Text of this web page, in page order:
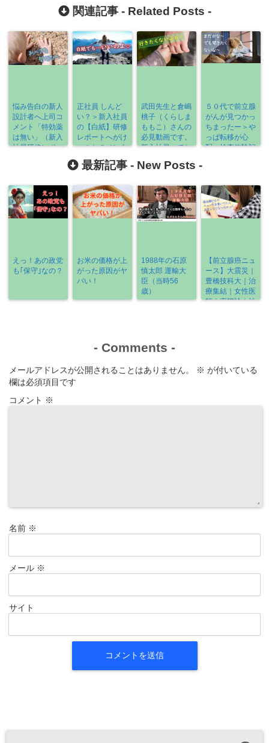
関連記事 - Related Posts -
悩み告白の新人
設計者へ上司コ
メント「特効薬
は無い」（新入
社員研修レポー
正社員 しんど
い？＞新入社員
の【白紙】研修
レポートへがけ
っぷちのメンタ
ー魂
武田先生と倉嶋
桃子（くらしま
ももこ）さんの
必見動画です。
新入社員ってし
５０代で前立腺
がんが見つかっ
ちまったー＞や
っぱ転移が心
配：検査体験記
最新記事 - New Posts -
えっ！あの政党
も｢保守｣なの？
お米の価格が上
がった原因がヤ
バい！
1988年の石原
慎太郎 運輸大
臣（当時56
歳）
【前立腺癌ニュ
ース】大震災｜
豊橋技科大｜治
療集結｜女性医
師｜直腸診｜治
- Comments -
メールアドレスが公開されることはありません。 ※ が付いている
欄は必須項目です
コメント ※
名前 ※
メール ※
サイト